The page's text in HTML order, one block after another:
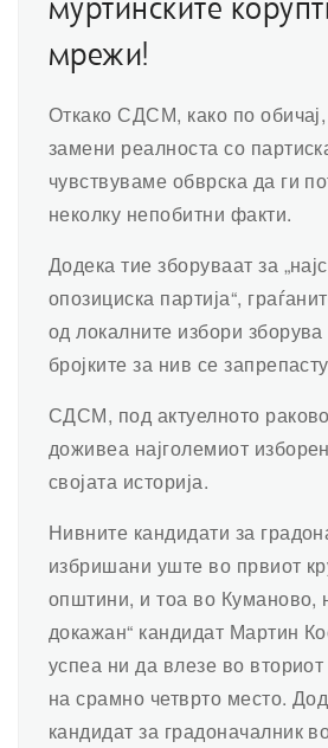
муртинските
мрежи!
Откако СДСМ, како по
замени реалноста со
чувствуваме обврска да ги
неколку непобитни факти.
Додека тие зборуваат за
опозициска партија“,
од локалните избори зборува
бројките за нив се
СДСМ, под актуелното
доживеа најголемиот
својата историја.
Нивните кандидати за
избришани уште во првиот
општини, и тоа во Куманово,
докажан“ кандидат Мартин
успеа ни да влезе во
на срамно четврто место.
кандидат за градоначалник